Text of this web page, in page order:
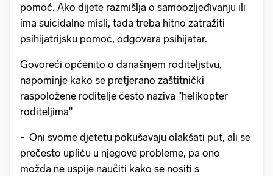
pomoć. Ako dijete razmišlja o samoozljeđivanju ili
ima suicidalne misli, tada treba hitno zatražiti
psihijatrijsku pomoć, odgovara psihijatar.
Govoreći općenito o današnjem roditeljstvu,
napominje kako se pretjerano zaštitnički
raspoložene roditelje često naziva "helikopter
roditeljima"
- Oni svome djetetu pokušavaju olakšati put, ali se
prečesto upliću u njegove probleme, pa ono
možda ne uspije naučiti kako se nositi s